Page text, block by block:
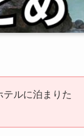
ルに泊まりた